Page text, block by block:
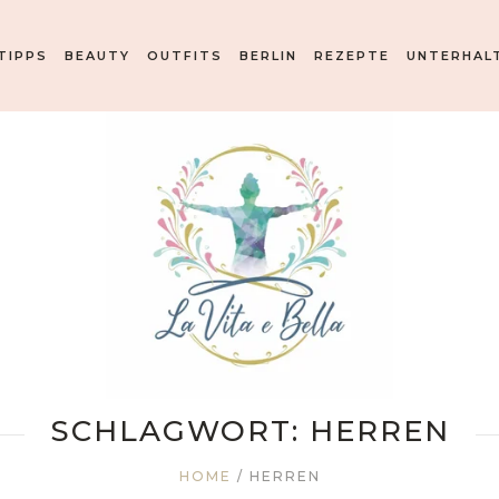
BEAUTY OUTFITS BERLIN REZEPTE
SCHLAGWORT: HERREN
HOME / HERREN